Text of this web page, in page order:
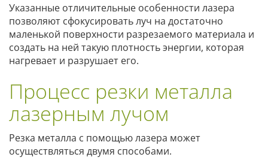
Указанные отличительные особенности лазера
позволяют сфокусировать луч на достаточно
маленькой поверхности разрезаемого материала и
создать на ней такую плотность энергии, которая
нагревает и разрушает его.
Процесс резки металла
лазерным лучом
Резка металла с помощью лазера может
осуществляться двумя способами.